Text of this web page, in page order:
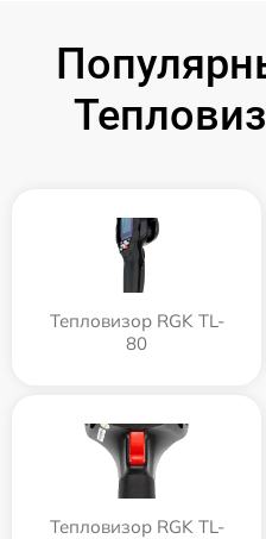
Тепловизор RGK TL-
80
Тепловизор RGK TL-